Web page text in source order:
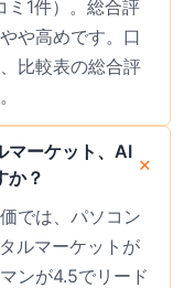
1件）。総合評
や高めです。口
比較表の総合評
マーケット、AI
か？
では、パソコン
ルマーケットが
ンが4.5でリード